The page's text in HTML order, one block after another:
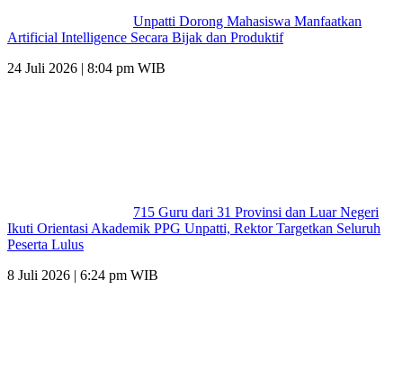
Unpatti Dorong Mahasiswa Manfaatkan
Artificial Intelligence Secara Bijak dan Produktif
24 Juli 2026 | 8:04 pm WIB
715 Guru dari 31 Provinsi dan Luar Negeri
Ikuti Orientasi Akademik PPG Unpatti, Rektor Targetkan Seluruh
Peserta Lulus
8 Juli 2026 | 6:24 pm WIB